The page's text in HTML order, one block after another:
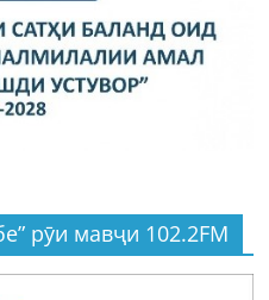
рӯи мавҷи 102.2FM